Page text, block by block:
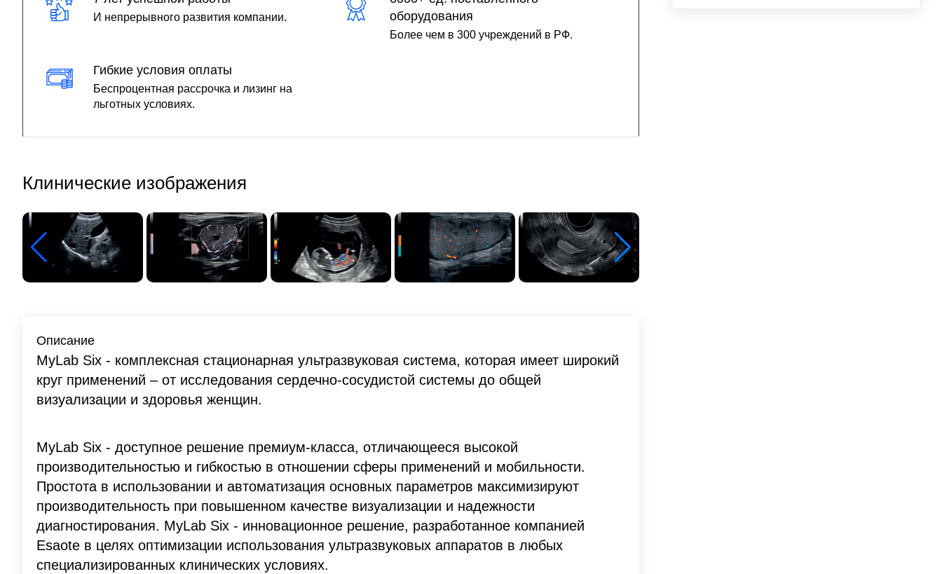
И непрерывного развития компании.
оборудования
Более чем в 300 учреждений в РФ.
Гибкие условия оплаты
Беспроцентная рассрочка и лизинг на
льготных условиях.
Клинические изображения
Описание
MyLab Six - комплексная стационарная ультразвуковая система, которая имеет широкий
круг применений – от исследования сердечно-сосудистой системы до общей
визуализации и здоровья женщин.
MyLab Six - доступное решение премиум-класса, отличающееся высокой
производительностью и гибкостью в отношении сферы применений и мобильности.
Простота в использовании и автоматизация основных параметров максимизируют
производительность при повышенном качестве визуализации и надежности
диагностирования. MyLab Six - инновационное решение, разработанное компанией
Esaote в целях оптимизации использования ультразвуковых аппаратов в любых
специализированных клинических условиях.